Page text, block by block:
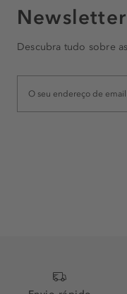
Newsletter
Descubra tudo sobre